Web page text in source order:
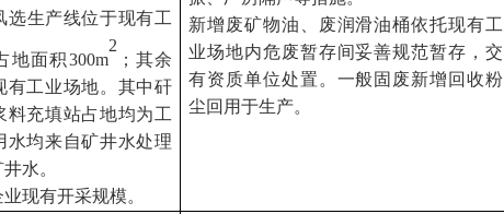
选生产线位于现有工
地面积300m
2
； 其余
有工业场地。其中矸
料充填站占地均为工
水均来自矿井水处理
水。
现有开采规模。
新增废矿物油、废润滑油桶依托现有工
业场地内危废暂存间妥善规范暂存，交
有资质单位处置。一般固废新增回收粉
尘回用于生产。